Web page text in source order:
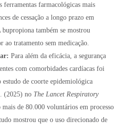
ferramentas farmacológicas mais
de cessação a longo prazo em
bupropiona também se mostrou
tratamento sem medicação.
Para além da eficácia, a segurança
com comorbidades cardíacas foi
de coorte epidemiológica
(2025) no The Lancet Respiratory
mais de 80.000 voluntários em processo
mostrou que o uso direcionado de